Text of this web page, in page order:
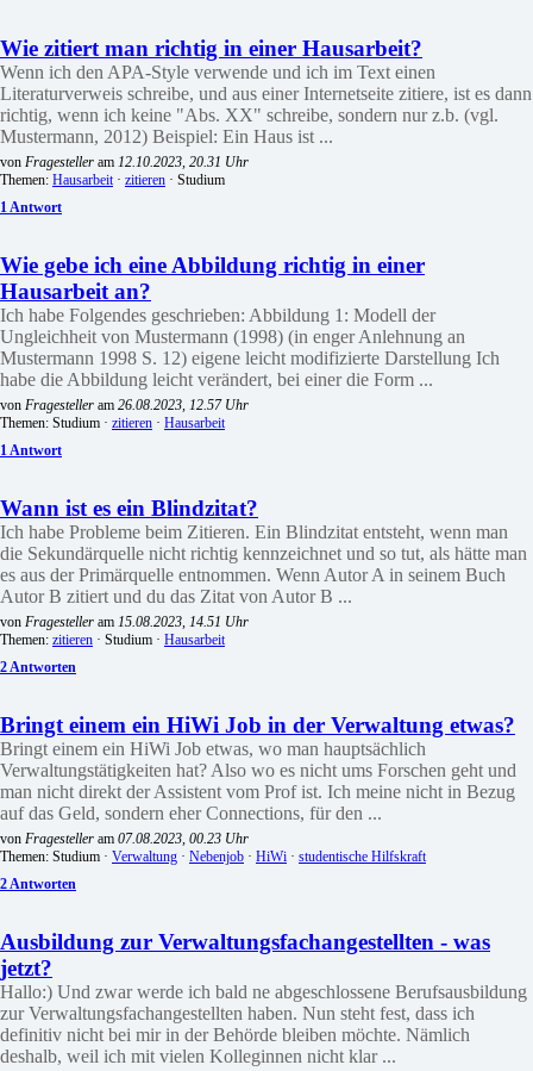
Wie zitiert man richtig in einer Hausarbeit?
Wenn ich den APA-Style verwende und ich im Text einen
Literaturverweis schreibe, und aus einer Internetseite zitiere, ist es dann
richtig, wenn ich keine "Abs. XX" schreibe, sondern nur z.b. (vgl.
Mustermann, 2012) Beispiel: Ein Haus ist ...
von Fragesteller am 12.10.2023, 20.31 Uhr
Themen: Hausarbeit· zitieren · Studium
1 Antwort
Wie gebe ich eine Abbildung richtig in einer
Hausarbeit an?
Ich habe Folgendes geschrieben: Abbildung 1: Modell der
Ungleichheit von Mustermann (1998) (in enger Anlehnung an
Mustermann 1998 S. 12) eigene leicht modifizierte Darstellung Ich
habe die Abbildung leicht verändert, bei einer die Form ...
von Fragesteller am 26.08.2023, 12.57 Uhr
Themen: Studium · zitieren · Hausarbeit
1 Antwort
Wann ist es ein Blindzitat?
Ich habe Probleme beim Zitieren. Ein Blindzitat entsteht, wenn man
die Sekundärquelle nicht richtig kennzeichnet und so tut, als hätte man
es aus der Primärquelle entnommen. Wenn Autor A in seinem Buch
Autor B zitiert und du das Zitat von Autor B ...
von Fragesteller am 15.08.2023, 14.51 Uhr
Themen: zitieren · Studium · Hausarbeit
2 Antworten
Bringt einem ein HiWi Job in der Verwaltung etwas?
Bringt einem ein HiWi Job etwas, wo man hauptsächlich
Verwaltungstätigkeiten hat? Also wo es nicht ums Forschen geht und
man nicht direkt der Assistent vom Prof ist. Ich meine nicht in Bezug
auf das Geld, sondern eher Connections, für den ...
von Fragesteller am 07.08.2023, 00.23 Uhr
Themen: Studium · Verwaltung · Nebenjob · HiWi · studentische Hilfskraft
2 Antworten
Ausbildung zur Verwaltungsfachangestellten - was
jetzt?
Hallo:) Und zwar werde ich bald ne abgeschlossene Berufsausbildung
zur Verwaltungsfachangestellten haben. Nun steht fest, dass ich
definitiv nicht bei mir in der Behörde bleiben möchte. Nämlich
deshalb, weil ich mit vielen Kolleginnen nicht klar ...